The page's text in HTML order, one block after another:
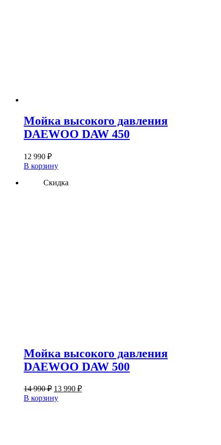
Мойка высокого давления
DAEWOO DAW 450
12 990 ₽
В корзину
Скидка
Мойка высокого давления
DAEWOO DAW 500
14 990₽ Первоначальная
цена
составляла
13 990 ₽Текущая
В корзину